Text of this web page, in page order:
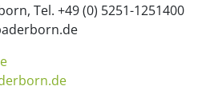
Tel. +49 (0) 5251-1251400